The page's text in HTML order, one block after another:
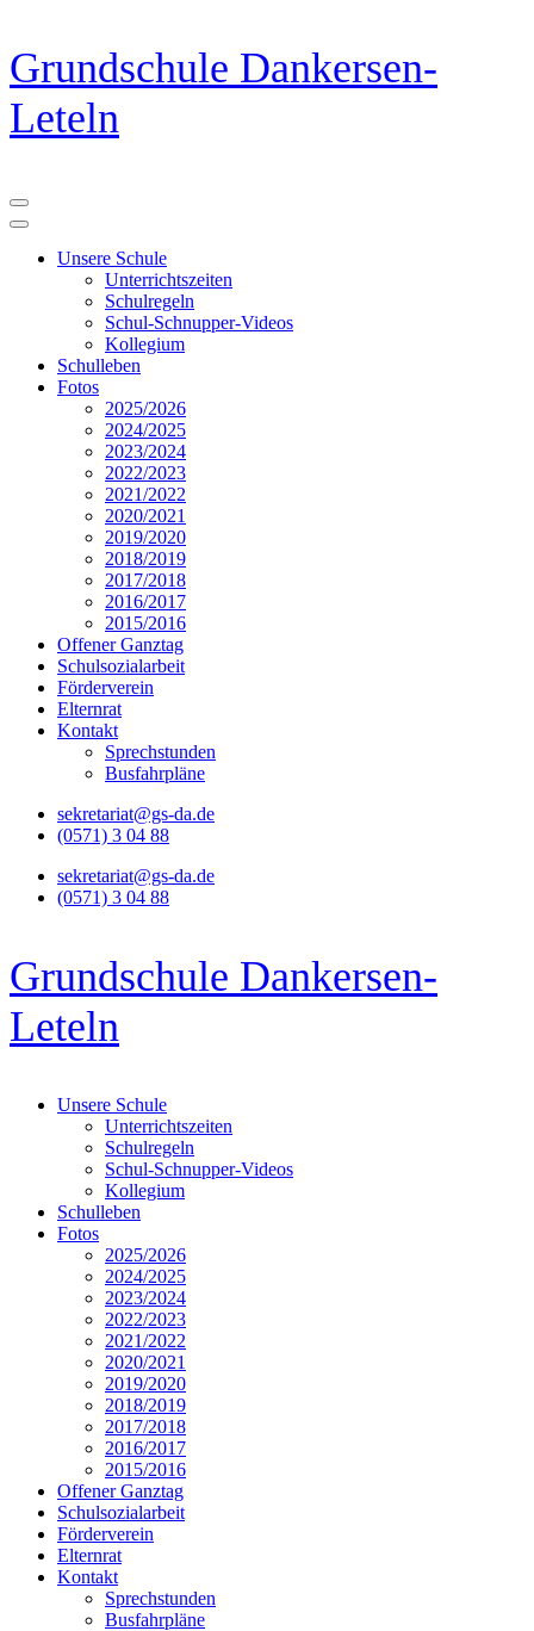
Zum
Inhalt
springen
(Eingabetaste
drücken)
Grundschule Dankersen-
Leteln
Unsere Schule
Unterrichtszeiten
Schulregeln
Schul-Schnupper-Videos
Kollegium
Schulleben
Fotos
2025/2026
2024/2025
2023/2024
2022/2023
2021/2022
2020/2021
2019/2020
2018/2019
2017/2018
2016/2017
2015/2016
Offener Ganztag
Schulsozialarbeit
Förderverein
Elternrat
Kontakt
Sprechstunden
Busfahrpläne
sekretariat@gs-da.de
(0571) 3 04 88
sekretariat@gs-da.de
(0571) 3 04 88
Grundschule Dankersen-
Leteln
Unsere Schule
Unterrichtszeiten
Schulregeln
Schul-Schnupper-Videos
Kollegium
Schulleben
Fotos
2025/2026
2024/2025
2023/2024
2022/2023
2021/2022
2020/2021
2019/2020
2018/2019
2017/2018
2016/2017
2015/2016
Offener Ganztag
Schulsozialarbeit
Förderverein
Elternrat
Kontakt
Sprechstunden
Busfahrpläne